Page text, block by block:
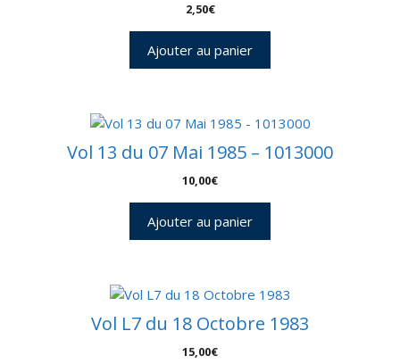
2,50€
Ajouter au panier
Vol 13 du 07 Mai 1985 – 1013000
10,00€
Ajouter au panier
Vol L7 du 18 Octobre 1983
15,00€